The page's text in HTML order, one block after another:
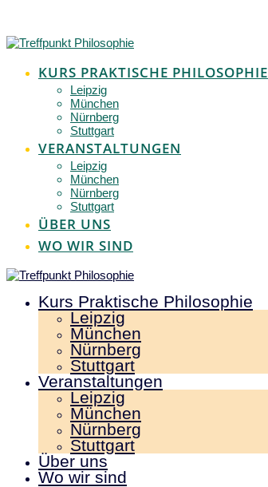
springen
KURS PRAKTISCHE PHILOSOPHIE
Leipzig
München
Nürnberg
Stuttgart
VERANSTALTUNGEN
Leipzig
München
Nürnberg
Stuttgart
ÜBER UNS
WO WIR SIND
Kurs Praktische Philosophie
Leipzig
München
Nürnberg
Stuttgart
Veranstaltungen
Leipzig
München
Nürnberg
Stuttgart
Über uns
Wo wir sind